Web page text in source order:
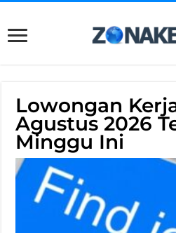
Lowongan
Agustus 2026
Minggu Ini